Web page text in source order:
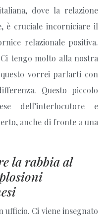
dove la relazione
è cruciale incorniciare il
relazionale positiva.
tengo molto alla nostra
vorrei parlarti con
Questo piccolo
dell’interlocutore e
anche di fronte a una
la rabbia al
ufficio. Ci viene insegnato